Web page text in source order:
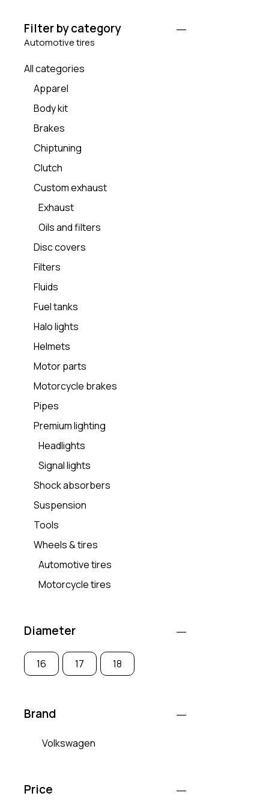
Filter by category
Automotive tires
All categories
Apparel
Body kit
Brakes
Chiptuning
Clutch
Custom exhaust
Exhaust
Oils and filters
Disc covers
Filters
Fluids
Fuel tanks
Halo lights
Helmets
Motor parts
Motorcycle brakes
Pipes
Premium lighting
Headlights
Signal lights
Shock absorbers
Suspension
Tools
Wheels & tires
Automotive tires
Motorcycle tires
Diameter
16 17 18
Brand
Volkswagen
Price